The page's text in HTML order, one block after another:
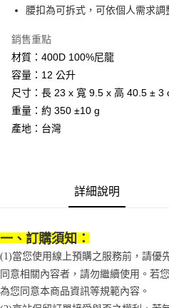
消。如遇「轉專審核」未通過狀況，表
【繳款方式說明】
1.分期款項不併入電信帳單，「大哥付
2.透過簡訊連結打開帳單後，可選擇「
帳／街口支付／iPASS MONEY」等通路
【注意事項】
1.本服務係由「台灣大哥大股份有限公
由本公司與您本人進行分期帳單所需資
3.完整用戶服務條款，請詳閱以下連結：
１．簡單：不需註冊會員、不需綁卡、
３．安心：先確認商品／服務後，再付款
【「AFTEE先享後付」結帳流程】
１．於結帳方式選擇「AFTEE先享後付
２．訂單成立數日內，您將收到繳費通知
３．收到繳費通知簡訊後14天內，點擊
ATM／網路銀行／等多元方式進行付款
※ 請注意：結帳手續完成當下不需立刻
是否繳費成功／繳費後需取消欲退款等
客戶支援中心」 https://
１．透過由恩沛科技股份有限公司提供
易，需依本服務之必要範圍內提供個人
權轉讓予恩沛科技股份有限公司。
２．關於個人資料處理事宜，請瀏覽以
https://aftee.tw/terms/#terms3
３．未成年的使用者請事先徵得法定代
運送方式
付款後全家取貨
每筆NT$70，滿NT$899(含以上)免
付款後7-11取貨
宅配
請自備購物袋，若需購買紙袋可現場
免運費
腰扣為可拆式，可依個人需求調
銷售重點
材質：400D 100%尼龍
容量：12 公升
尺寸：長 23 x 寬 9.5 x 高 40.5 ± 3
重量：約 350 ±10 g
產地：台灣
詳細說明
一、訂購須知：
(1)當您使用線上預購之服務前，請優
同意相關內容者，請勿繼續使用。若
為您同意本商品資訊等規範內容。